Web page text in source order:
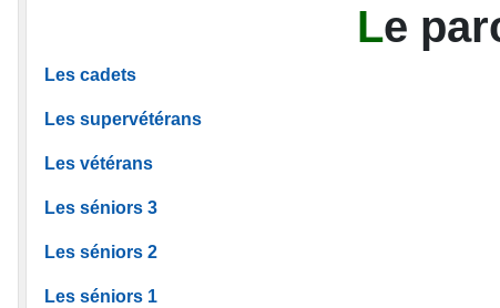
Le
Les cadets
Les supervétérans
Les vétérans
Les séniors 3
Les séniors 2
Les séniors 1